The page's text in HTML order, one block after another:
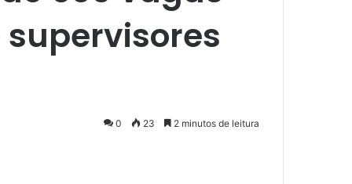
0 23 2 minutos de leitura